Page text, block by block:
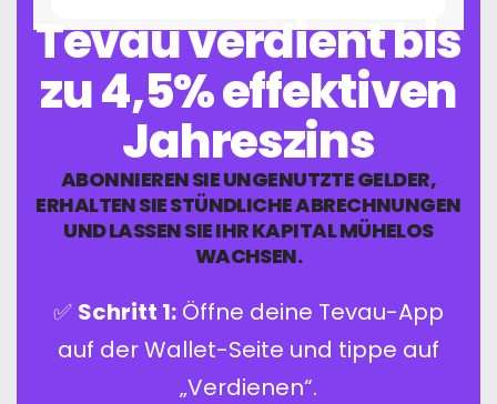
Tevau verdient bis
zu 4,5% effektiven
Jahreszins
ABONNIEREN SIE UNGENUTZTE GELDER,
ERHALTEN SIE STÜNDLICHE ABRECHNUNGEN
UND LASSEN SIE IHR KAPITAL MÜHELOS
WACHSEN.
✅ Schritt 1: Öffne deine Tevau-App
auf der Wallet-Seite und tippe auf
„Verdienen“.